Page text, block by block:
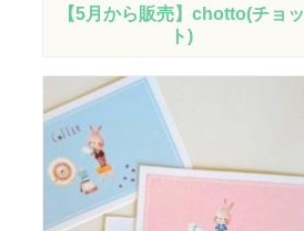
【5月から販売】chotto(チョッ
ト)